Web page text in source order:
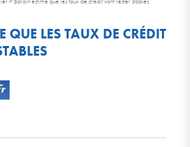
QUE LES TAUX DE CRÉDIT